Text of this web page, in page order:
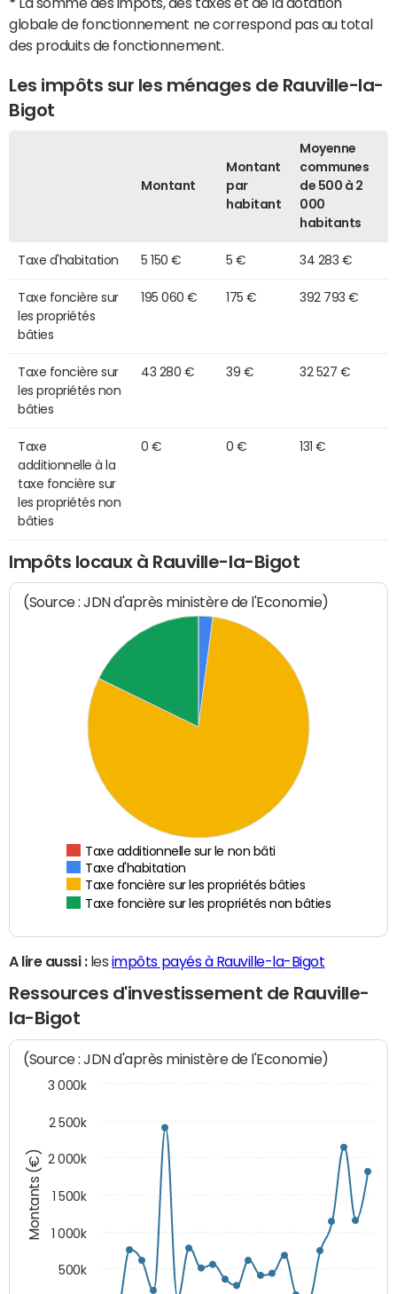
globale de fonctionnement ne correspond pas au total
des produits de fonctionnement.
Les impôts sur les ménages de Rauville-la-
Bigot
Montant
Montant
par
habitant
Moyenne
communes
de 500 à 2
000
habitants
Taxe d'habitation 5 150 € 5 € 34 283 €
Taxe foncière sur
les propriétés
bâties
195 060 € 175 € 392 793 €
Taxe foncière sur
les propriétés non
bâties
43 280 € 39 € 32 527 €
Taxe
additionnelle à la
taxe foncière sur
les propriétés non
bâties
0 € 0 € 131 €
Impôts locaux à Rauville-la-Bigot
(Source : JDN d'après ministère de l'Economie)
Taxe additionnelle sur le non bâti
Taxe d'habitation
Taxe foncière sur les propriétés bâties
Taxe foncière sur les propriétés non bâties
A lire aussi :les impôts payés à Rauville-la-Bigot
Ressources d'investissement de Rauville-
la-Bigot
Montants (€)
(Source : JDN d'après ministère de l'Economie)
500k
1 000k
1 500k
2 000k
2 500k
3 000k